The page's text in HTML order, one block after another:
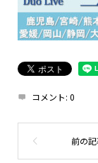
コメント: 0